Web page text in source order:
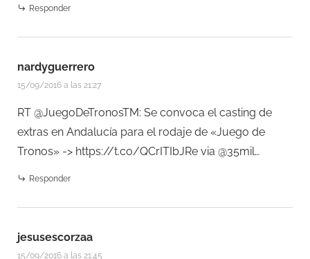
Responder
nardyguerrero
15/09/2016 a las 21:27
RT @JuegoDeTronosTM: Se convoca el casting de
extras en Andalucía para el rodaje de «Juego de
Tronos» -> https://t.co/QCrITIbJRe via @35mil…
Responder
jesusescorzaa
15/09/2016 a las 21:45